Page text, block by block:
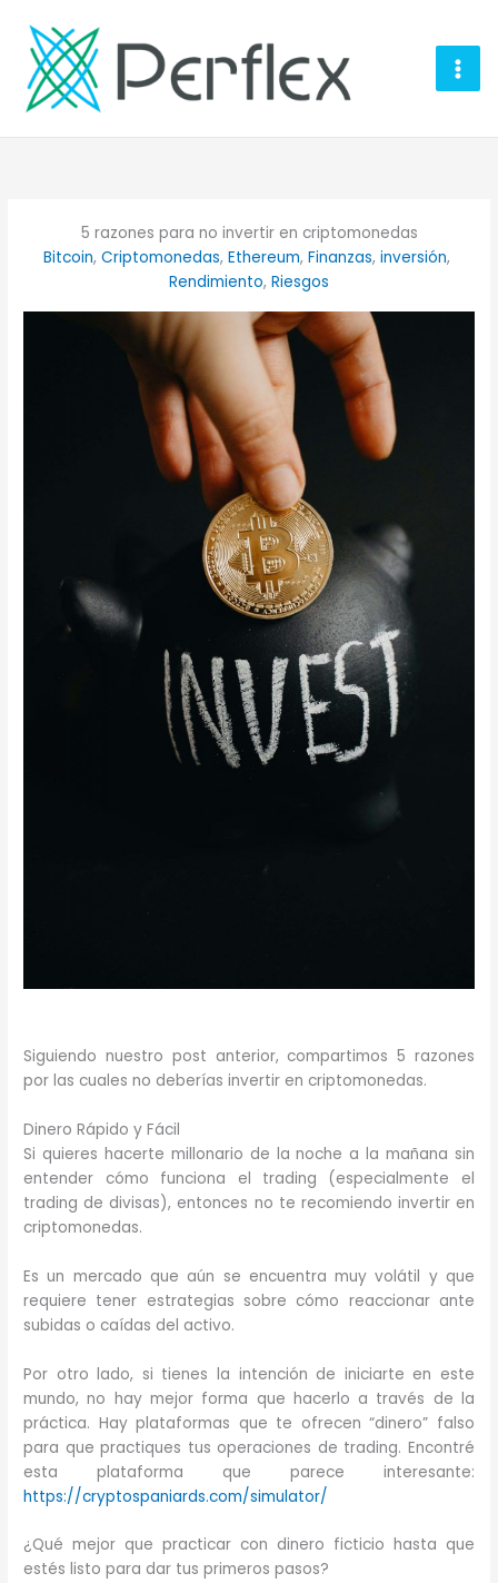
contenido
5 razones para no invertir en criptomonedas
Bitcoin, Criptomonedas, Ethereum, Finanzas, inversión
Rendimiento, Riesgos
Siguiendo nuestro post anterior, compartimos 5 razones
por las cuales no deberías invertir en criptomonedas.
Dinero Rápido y Fácil
Si quieres hacerte millonario de la noche a la mañana sin
entender cómo funciona el trading (especialmente el
trading de divisas), entonces no te recomiendo invertir en
criptomonedas.
Es un mercado que aún se encuentra muy volátil y que
requiere tener estrategias sobre cómo reaccionar ante
subidas o caídas del activo.
Por otro lado, si tienes la intención de iniciarte en este
mundo, no hay mejor forma que hacerlo a través de la
práctica. Hay plataformas que te ofrecen “dinero” falso
para que practiques tus operaciones de trading. Encontré
esta plataforma que parece interesante:
https://cryptospaniards.com/simulator/
¿Qué mejor que practicar con dinero ficticio hasta que
estés listo para dar tus primeros pasos?